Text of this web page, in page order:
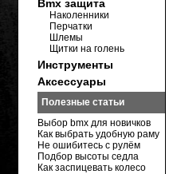
Bmx защита
Наколенники
Перчатки
Шлемы
Щитки на голень
Инструменты
Аксессуары
Полезные статьи
Выбор bmx для новичков
Как выбрать удобную раму
Не ошибитесь с рулём
Подбор высоты седла
Как заспицевать колесо